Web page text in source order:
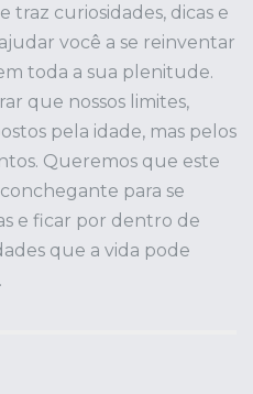
traz curiosidades, dicas e
você a se reinventar
toda a sua plenitude.
que nossos limites,
pela idade, mas pelos
Queremos que este
para se
e ficar por dentro de
que a vida pode